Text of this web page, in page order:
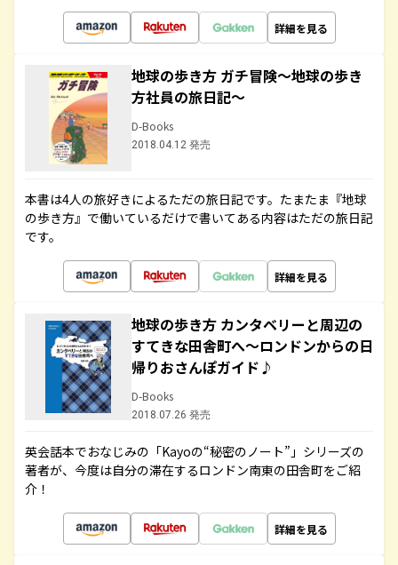
詳細を見る
地球の歩き方 ガチ冒険～地球の歩き
方社員の旅日記～
D-Books
2018.04.12 発売
本書は4人の旅好きによるただの旅日記です。たまたま『地球
の歩き方』で働いているだけで書いてある内容はただの旅日記
です。
詳細を見る
地球の歩き方 カンタベリーと周辺の
すてきな田舎町へ～ロンドンからの日
帰りおさんぽガイド♪
D-Books
2018.07.26 発売
英会話本でおなじみの「Kayoの“秘密のノート”」シリーズの
著者が、今度は自分の滞在するロンドン南東の田舎町をご紹
介！
詳細を見る